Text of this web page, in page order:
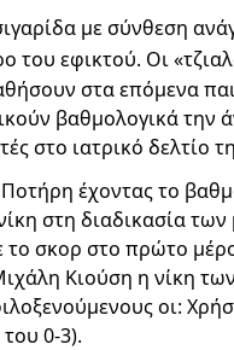
με σύνθεση
του εφικτού. Οι
στα επόμενα
βαθμολογικά
στο ιατρικό δελτίο
έχοντας το
στη διαδικασία
το σκορ στο πρώτο
Κιούση η νίκη
οι:
0-3).